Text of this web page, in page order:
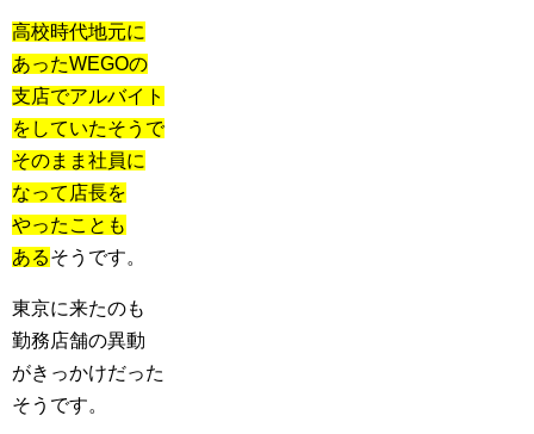
高校時代地元に
あったWEGOの
支店でアルバイト
をしていたそうで
そのまま社員に
なって店長を
やったことも
あるそうです。
東京に来たのも
勤務店舗の異動
がきっかけだった
そうです。